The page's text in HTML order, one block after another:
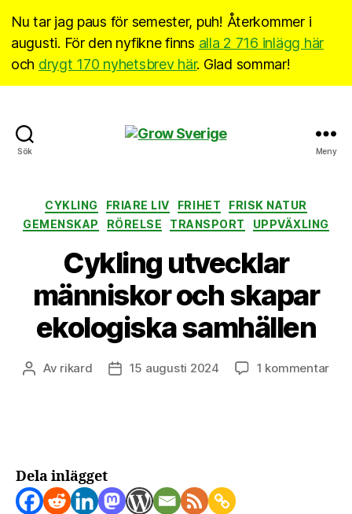
Nu tar jag paus för semester, puh! Återkommer i
augusti. För den nyfikne finns alla 2 716 inlägg här
och drygt 170 nyhetsbrev här. Glad sommar!
Sök Meny
Kategorier
CYKLING FRIARE LIV FRIHET
FRISK NATUR
GEMENSKAP
RÖRELSE TRANSPORT UPPVÄXLING
Cykling utvecklar
människor och skapar
ekologiska samhällen
Inläggsförfattare
Av rikard Inläggsdatum
15 augusti 2024 1 kommentartill
Dela inlägget